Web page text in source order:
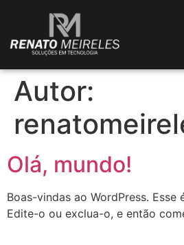
Autor:
Olá, mundo!
Boas-vindas ao WordPress.
Edite-o ou exclua-o, e então